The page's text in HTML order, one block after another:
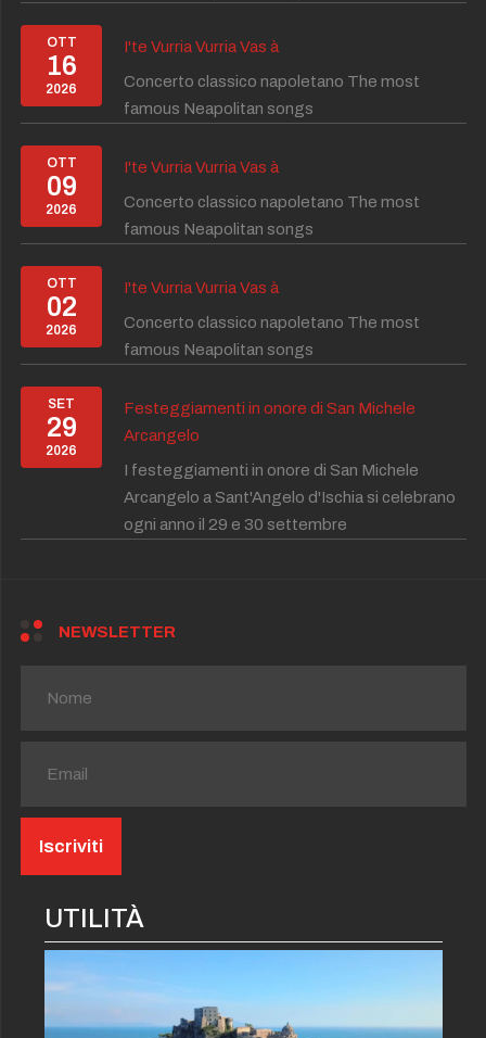
OTT
16
2026
I'te Vurria Vurria Vas à
Concerto classico napoletano The most
famous Neapolitan songs
OTT
09
2026
I'te Vurria Vurria Vas à
Concerto classico napoletano The most
famous Neapolitan songs
OTT
02
2026
I'te Vurria Vurria Vas à
Concerto classico napoletano The most
famous Neapolitan songs
SET
29
2026
Festeggiamenti in onore di San Michele
Arcangelo
I festeggiamenti in onore di San Michele
Arcangelo a Sant'Angelo d'Ischia si celebrano
ogni anno il 29 e 30 settembre
NEWSLETTER
UTILITÀ